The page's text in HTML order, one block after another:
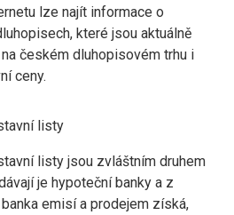
lze najít informace o
které jsou aktuálně
českém dluhopisovém trhu i
ceny.
listy
listy jsou zvláštním druhem
je hypoteční banky a z
emisí a prodejem získá,